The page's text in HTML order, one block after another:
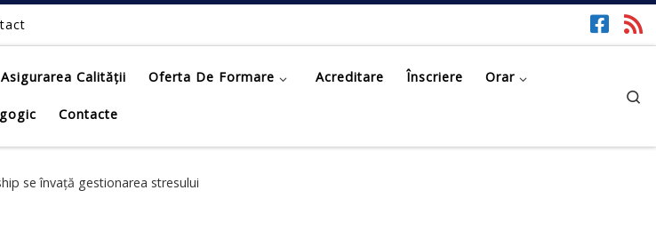
Asigurarea Calității Oferta De Formare Acreditare Înscriere Orar
Contacte
se învață gestionarea stresului